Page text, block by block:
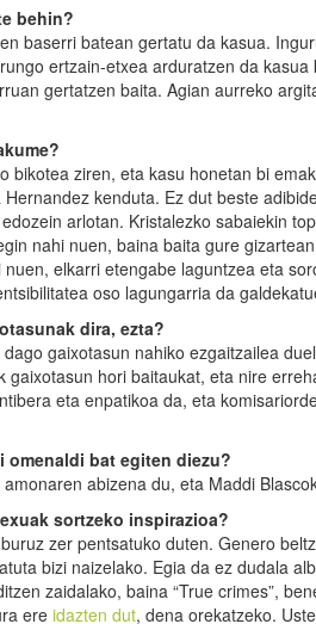
behin?
baserri batean gertatu da kasua.
ertzain-etxea arduratzen da
gertatzen baita. Agian aurreko
bikotea ziren, eta kasu honetan bi
kenduta. Ez dut beste
arlotan. Kristalezko sabaiekin
nahi nuen, baina baita gure
elkarri etengabe laguntzea eta
oso lagungarria da
dira, ezta?
gaixotasun nahiko ezgaitzailea
hori baitaukat, eta nire
eta enpatikoa da, eta
omenaldi bat egiten diezu?
abizena du, eta Maddi
sortzeko inspirazioa?
zer pentsatuko duten. Genero
bizi naizelako. Egia da ez dudala
zaidalako, baina “True crimes”,
ere idazten dut, dena orekatzeko.